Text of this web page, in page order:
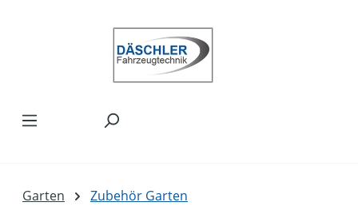
Garten Zubehör Garten